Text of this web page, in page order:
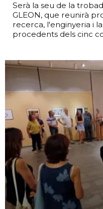
Serà la seu de la
GLEON, que reunirà
recerca, l'enginyeria i
procedents dels cinc